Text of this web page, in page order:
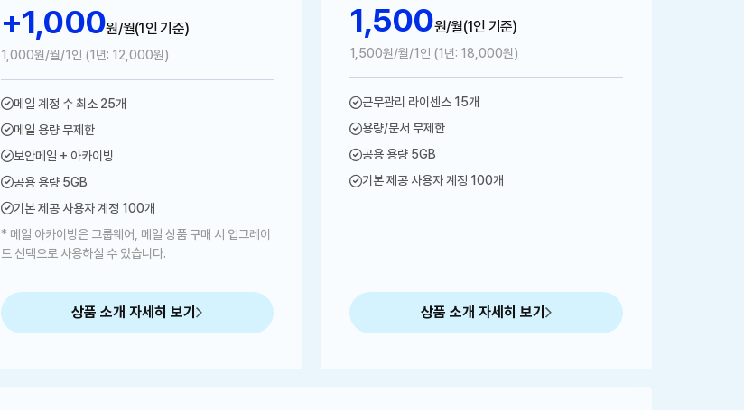
+1,000원/월(1인 기준)
1,000원/월/1인 (1년: 12,000원)
메일 계정 수 최소 25개
메일 용량 무제한
보안메일 + 아카이빙
공용 용량 5GB
기본 제공 사용자 계정 100개
* 메일 아카이빙은 그룹웨어, 메일 상품 구매 시 업그레이
드 선택으로 사용하실 수 있습니다.
상품 소개 자세히 보기
1,500원/월(1인 기준)
1,500원/월/1인 (1년: 18,000원)
근무관리 라이센스 15개
용량/문서 무제한
공용 용량 5GB
기본 제공 사용자 계정 100개
상품 소개 자세히 보기